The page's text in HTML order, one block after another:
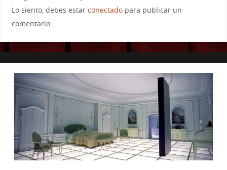
Lo siento, debes estar conectadopara publicar un
comentario.